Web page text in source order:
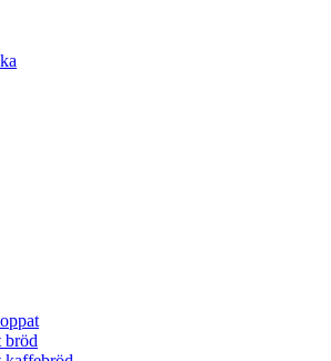
bröd